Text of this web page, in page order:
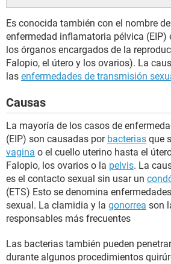
Es conocida también con el nombre
enfermedad inflamatoria pélvica (EIP)
los órganos encargados de la
Falopio, el útero y los ovarios). La
las enfermedades de transmisión
Causas
La mayoría de los casos de
(EIP) son causadas por bacterias que
vagina o el cuello uterino hasta el
Falopio, los ovarios o la pelvis. La
es el contacto sexual sin usar un
(ETS) Esto se denomina
sexual. La clamidia y la gonorrea son
responsables más frecuentes
Las bacterias también pueden
durante algunos procedimientos